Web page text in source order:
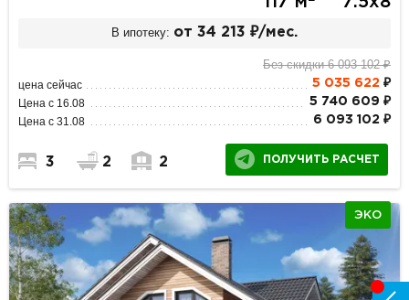
В ипотеку: от 34 213 ₽/мес.
Без скидки 6 093 102 ₽
цена сейчас 5 035 622 ₽
Цена с 16.08 5 740 609 ₽
Цена с 31.08 6 093 102 ₽
3 2 2 ПОЛУЧИТЬ РАСЧЕТ
ЭКО